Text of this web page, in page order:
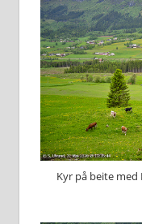
Kyr på beite med